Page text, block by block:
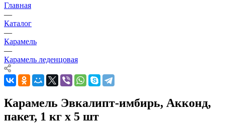
Главная
—
Каталог
—
Карамель
—
Карамель леденцовая
Карамель Эвкалипт-имбирь, Акконд,
пакет, 1 кг х 5 шт